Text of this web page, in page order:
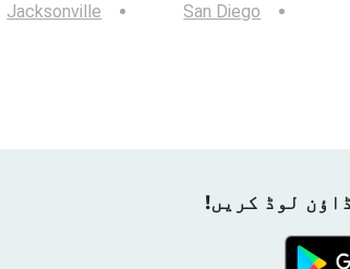
San Diego
Jacksonville